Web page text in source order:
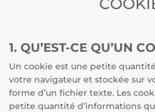
1. QU’EST-CE QU’UN
Un cookie est une petite
votre navigateur et stockée sur
forme d’un fichier texte. Les
petite quantité d’informations